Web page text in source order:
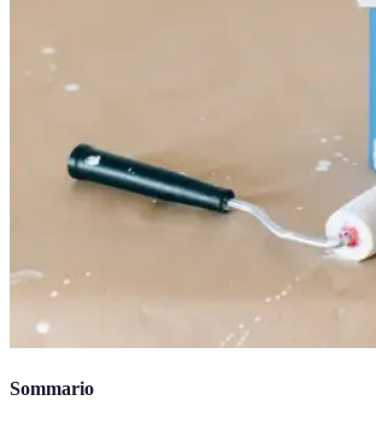
Sommario